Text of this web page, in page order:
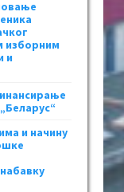
изборним
и
и начину